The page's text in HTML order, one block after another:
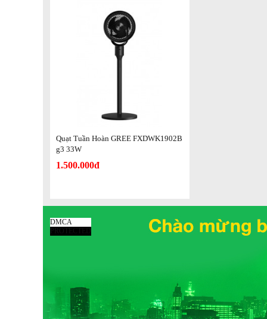
phân tán gió đều khắp không gian thay vì chỉ tập trung
Bên cạnh đó, sản phẩm còn sở hữu nhiều tiện ích vượt
tiếng, ngăn chứa tinh dầu tỏa hương thư giãn, cùng khả
Quạt Tuần Hoàn GREE FXDWK1902B
g3 33W
1.500.000đ
DMCA